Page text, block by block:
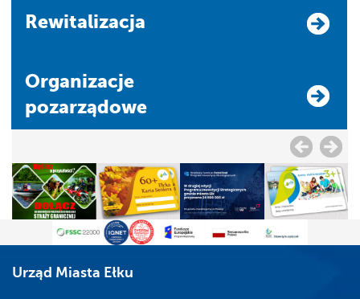
Rewitalizacja
Organizacje
pozarządowe
Urząd Miasta Ełku